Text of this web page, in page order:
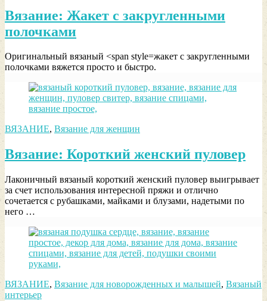
Вязание: Жакет с закругленными
полочками
Оригинальный вязаный <span style=жакет с закругленными
полочками вяжется просто и быстро.
ВЯЗАНИЕ, Вязание для женщин
Вязание: Короткий женский пуловер
Лаконичный вязаный короткий женский пуловер выигрывает
за счет использования интересной пряжи и отлично
сочетается с рубашками, майками и блузами, надетыми по
него …
ВЯЗАНИЕ, Вязание для новорожденных и малышей, Вязаный
интерьер